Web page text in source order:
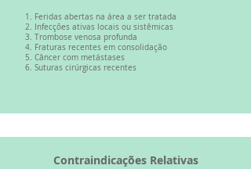
Feridas abertas na área a ser tratada
Infecções ativas locais ou sistêmicas
Trombose venosa profunda
Fraturas recentes em consolidação
Câncer com metástases
Suturas cirúrgicas recentes
Contraindicações Relativas